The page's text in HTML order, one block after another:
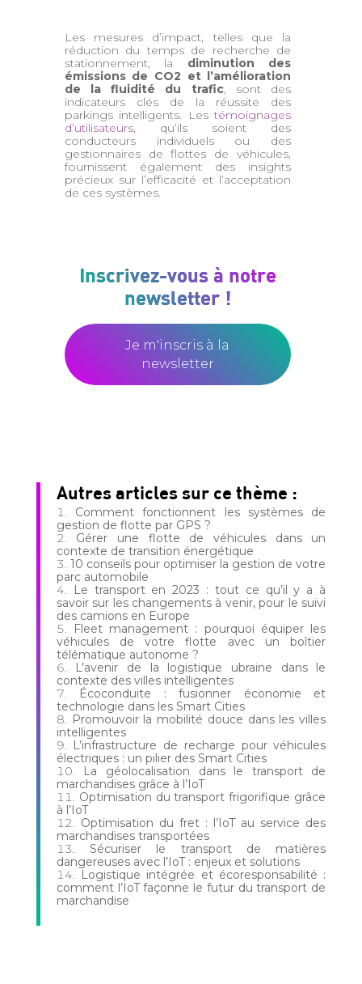
Les mesures d’impact, telles que la
réduction du temps de recherche de
stationnement, la diminution des
émissions de CO2 et l’amélioration
de la fluidité du trafic, sont des
indicateurs clés de la réussite des
parkings intelligents. Lestémoignages
d’utilisateurs, qu’ils soient des
conducteurs individuels ou des
gestionnaires de flottes de véhicules,
fournissent également des insights
précieux sur l’efficacité et l’acceptation
de ces systèmes.
Inscrivez-vous à notre
newsletter !
Je m'inscris à la
newsletter
Autres articles sur ce thème :
Comment fonctionnent les systèmes de
gestion de flotte par GPS ?
Gérer une flotte de véhicules dans un
contexte de transition énergétique
10 conseils pour optimiser la gestion de votre
parc automobile
Le transport en 2023 : tout ce qu’il y a à
savoir sur les changements à venir, pour le suivi
des camions en Europe
Fleet management : pourquoi équiper les
véhicules de votre flotte avec un boîtier
télématique autonome ?
L’avenir de la logistique ubraine dans le
contexte des villes intelligentes
Écoconduite : fusionner économie et
technologie dans les Smart Cities
Promouvoir la mobilité douce dans les villes
intelligentes
L’infrastructure de recharge pour véhicules
électriques : un pilier des Smart Cities
La géolocalisation dans le transport de
marchandises grâce à l’IoT
Optimisation du transport frigorifique grâce
à l’IoT
Optimisation du fret : l’IoT au service des
marchandises transportées
Sécuriser le transport de matières
dangereuses avec l’IoT : enjeux et solutions
Logistique intégrée et écoresponsabilité :
comment l’IoT façonne le futur du transport de
marchandise